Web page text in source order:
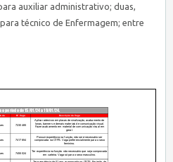
auxiliar administrativo; duas,
técnico de Enfermagem; entre